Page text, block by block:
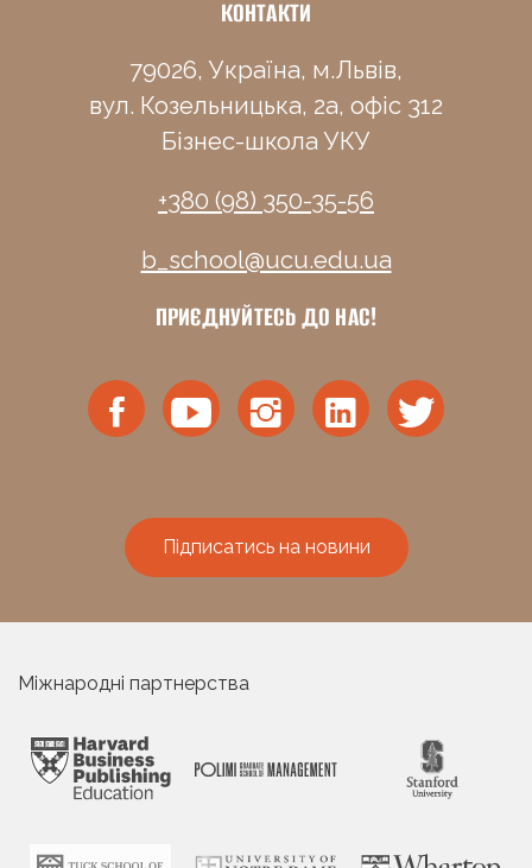
КОНТАКТИ
79026, Україна, м.Львів,
вул. Козельницька, 2а, офіс 312
Бізнес-школа УКУ
+380 (98) 350-35-56
b_school@ucu.edu.ua
ПРИЄДНУЙТЕСЬ ДО НАС!
Підписатись на новини
Міжнародні партнерства